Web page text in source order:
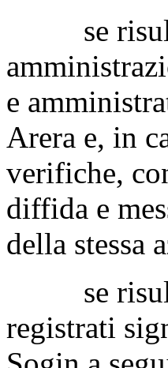
se risulti,
e
Arera e, in
verifiche,
diffida e
della stessa
se risulti,
registrati